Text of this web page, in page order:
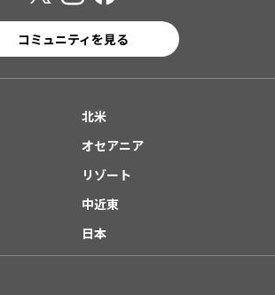
コミュニティを見る
北米
オセアニア
リゾート
中近東
日本